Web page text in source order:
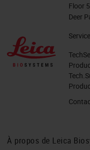
Floor 5
Deer
À propos de Leica